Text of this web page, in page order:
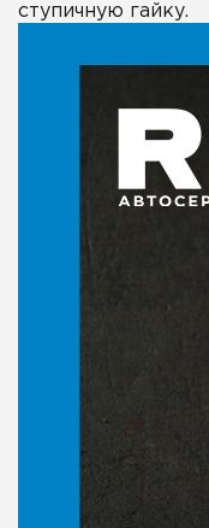
ступичную гайку.